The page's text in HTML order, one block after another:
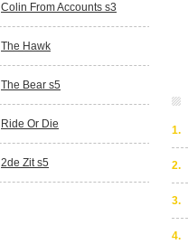
Colin From Accounts s3
The Hawk
The Bear s5
Ride Or Die
2de Zit s5
1.
2.
3.
4.